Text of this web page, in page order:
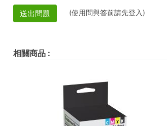
送出問題 (使用問與答前請先登入)
相關商品: